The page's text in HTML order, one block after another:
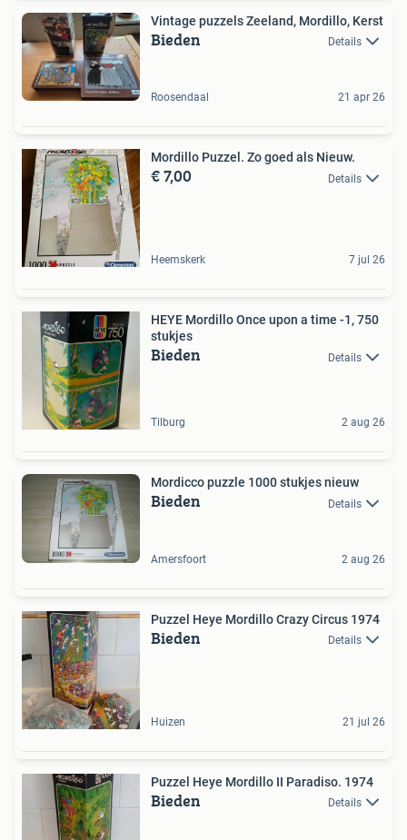
Vintage puzzels Zeeland, Mordillo, Kerst
Bieden Details
Roosendaal 21 apr 26
Mordillo Puzzel. Zo goed als Nieuw.
€ 7,00 Details
Heemskerk 7 jul 26
HEYE Mordillo Once upon a time -1, 750
stukjes
Bieden Details
Tilburg 2 aug 26
Mordicco puzzle 1000 stukjes nieuw
Bieden Details
Amersfoort 2 aug 26
Puzzel Heye Mordillo Crazy Circus 1974
Bieden Details
Huizen 21 jul 26
Puzzel Heye Mordillo II Paradiso. 1974
Bieden Details